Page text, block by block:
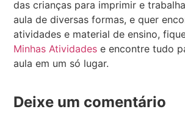
das crianças para imprimir e
aula de diversas formas, e quer
atividades e material de ensino,
Minhas Atividades e encontre tudo
aula em um só lugar.
Deixe um comentário